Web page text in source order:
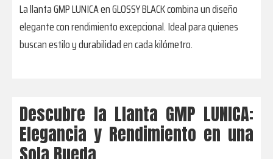
La llanta GMP LUNICA en GLOSSY BLACK combina un diseño
elegante con rendimiento excepcional. Ideal para quienes
buscan estilo y durabilidad en cada kilómetro.
Descubre la Llanta GMP LUNICA:
Elegancia y Rendimiento en una